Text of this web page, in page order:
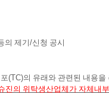
의 제기/신청 공시
(TC)의 유래와 관련된 내용을
진의 위탁생산업체가 자체내